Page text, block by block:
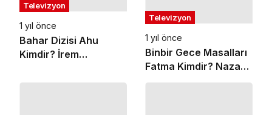
Televizyon
1 yıl önce
Bahar Dizisi Ahu
Kimdir? İrem
Yaşında, Boyu ve
Televizyon
1 yıl önce
Binbir Gece Masalları
Fatma Kimdir? Nazan
Kesal Kaç Yaşında,